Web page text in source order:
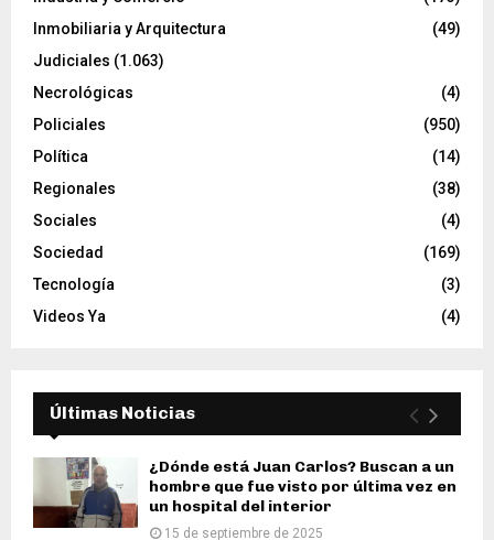
Inmobiliaria y Arquitectura
(49)
Judiciales (1.063)
Necrológicas
(4)
Policiales
(950)
Política
(14)
Regionales
(38)
Sociales
(4)
Sociedad
(169)
Tecnología
(3)
Videos Ya
(4)
Últimas Noticias
¿Dónde está Juan Carlos? Buscan a un
hombre que fue visto por última vez en
un hospital del interior
15 de septiembre de 2025